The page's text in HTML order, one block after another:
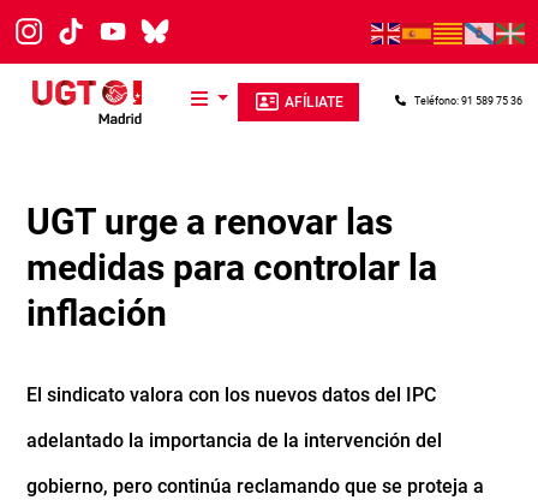
Pasar al contenido principal
AFÍLIATE Teléfono: 91 589 75 36
UGT urge a renovar las
medidas para controlar la
inflación
El sindicato valora con los nuevos datos del IPC
adelantado la importancia de la intervención del
gobierno, pero continúa reclamando que se proteja a